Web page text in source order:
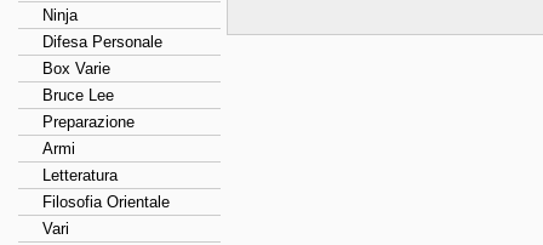
Ninja
Difesa Personale
Box Varie
Bruce Lee
Preparazione
Armi
Letteratura
Filosofia Orientale
Vari